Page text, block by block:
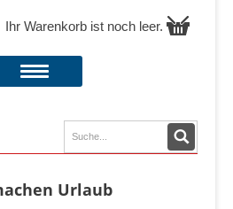
Ihr Warenkorb ist noch leer.
Urlaub